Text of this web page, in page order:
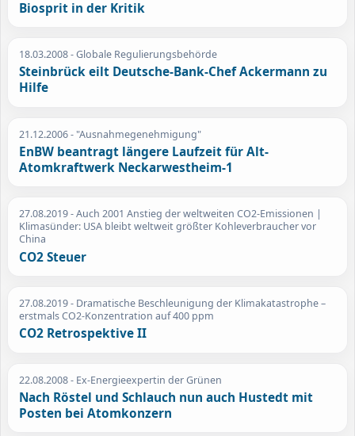
Biosprit in der Kritik
18.03.2008- Globale Regulierungsbehörde
Steinbrück eilt Deutsche-Bank-Chef Ackermann zu
Hilfe
21.12.2006- "Ausnahmegenehmigung"
EnBW beantragt längere Laufzeit für Alt-
Atomkraftwerk Neckarwestheim-1
27.08.2019- Auch 2001 Anstieg der weltweiten CO2-Emissionen |
Klimasünder: USA bleibt weltweit größter Kohleverbraucher vor
China
CO2 Steuer
27.08.2019- Dramatische Beschleunigung der Klimakatastrophe –
erstmals CO2-Konzentration auf 400 ppm
CO2 Retrospektive II
22.08.2008- Ex-Energieexpertin der Grünen
Nach Röstel und Schlauch nun auch Hustedt mit
Posten bei Atomkonzern